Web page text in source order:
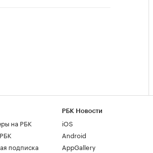
на РБК
подписка
РБК Новости
iOS
Android
AppGallery